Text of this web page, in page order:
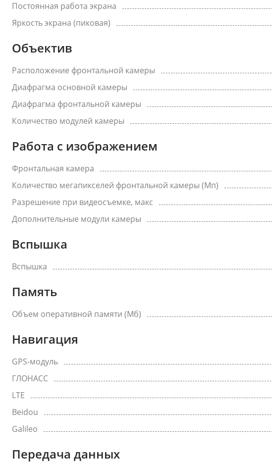
Постоянная работа экрана
Яркость экрана (пиковая)
Объектив
Расположение фронтальной камеры
Диафрагма основной камеры
Диафрагма фронтальной камеры
Количество модулей камеры
Работа с изображением
Фронтальная камера
Количество мегапикселей фронтальной камеры (Мп)
Разрешение при видеосъемке, макс
Дополнительные модули камеры
Вспышка
Вспышка
Память
Объем оперативной памяти (Мб)
Навигация
GPS-модуль
ГЛОНАСС
LTE
Beidou
Galileo
Передача данных